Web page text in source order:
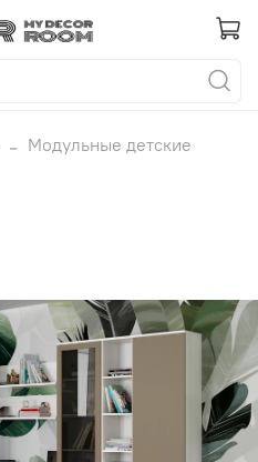
Модульные детские